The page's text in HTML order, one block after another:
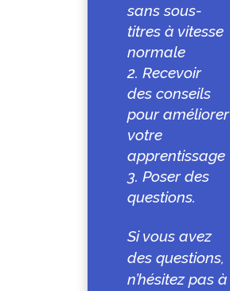
sans sous-
titres à vitesse
normale
Recevoir
des conseils
pour améliorer
votre
apprentissage
Poser des
questions.
Si vous avez
des questions,
n’hésitez pas à